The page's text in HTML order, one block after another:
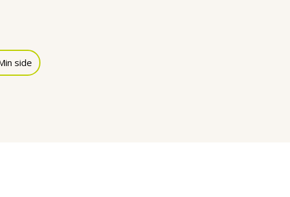
side